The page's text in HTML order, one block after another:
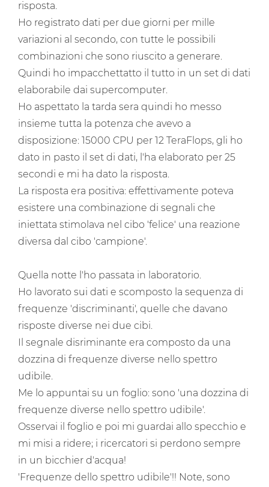
risposta.
Ho registrato dati per due giorni per mille
variazioni al secondo, con tutte le possibili
combinazioni che sono riuscito a generare.
Quindi ho impacchettatto il tutto in un set di dati
elaborabile dai supercomputer.
Ho aspettato la tarda sera quindi ho messo
insieme tutta la potenza che avevo a
disposizione: 15000 CPU per 12 TeraFlops, gli ho
dato in pasto il set di dati, l'ha elaborato per 25
secondi e mi ha dato la risposta.
La risposta era positiva: effettivamente poteva
esistere una combinazione di segnali che
iniettata stimolava nel cibo 'felice' una reazione
diversa dal cibo 'campione'.
Quella notte l'ho passata in laboratorio.
Ho lavorato sui dati e scomposto la sequenza di
frequenze 'discriminanti', quelle che davano
risposte diverse nei due cibi.
Il segnale disriminante era composto da una
dozzina di frequenze diverse nello spettro
udibile.
Me lo appuntai su un foglio: sono 'una dozzina di
frequenze diverse nello spettro udibile'.
Osservai il foglio e poi mi guardai allo specchio e
mi misi a ridere; i ricercatori si perdono sempre
in un bicchier d'acqua!
'Frequenze dello spettro udibile'!! Note, sono